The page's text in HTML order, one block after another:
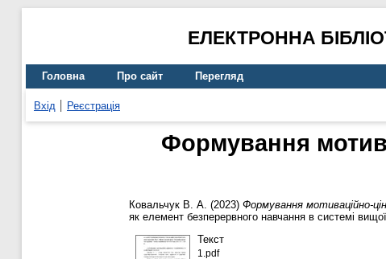
ЕЛЕКТРОННА
Головна Про сайт Перегляд
Вхід Реєстрація
Формування
Ковальчук В. А. (2023) Формування мотиваційно-
як елемент безперервного навчання в системі
Текст
1.pdf